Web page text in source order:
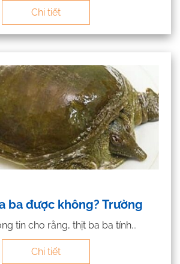
Chi tiết
ba được không? Trường
tin cho rằng, thịt ba ba tính...
Chi tiết